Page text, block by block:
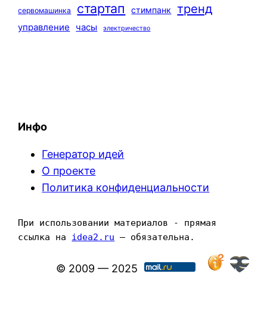
сервомашинка стартап стимпанк тренд
управление часы электричество
Инфо
Генератор идей
О проекте
Политика конфиденциальности
При использовании материалов - прямая
ссылка на idea2.ru — обязательна.
© 2009 — 2025